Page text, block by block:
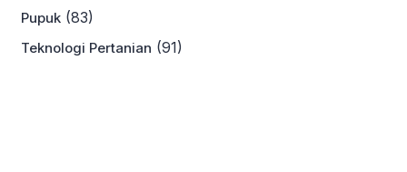
Pupuk (83)
Teknologi Pertanian (91)